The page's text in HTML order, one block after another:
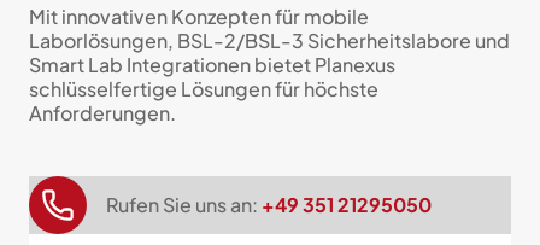
Mit innovativen Konzepten für mobile
Laborlösungen, BSL-2/BSL-3 Sicherheitslabore und
Smart Lab Integrationen bietet Planexus
schlüsselfertige Lösungen für höchste
Anforderungen.
Rufen Sie uns an: +49 351 21295050